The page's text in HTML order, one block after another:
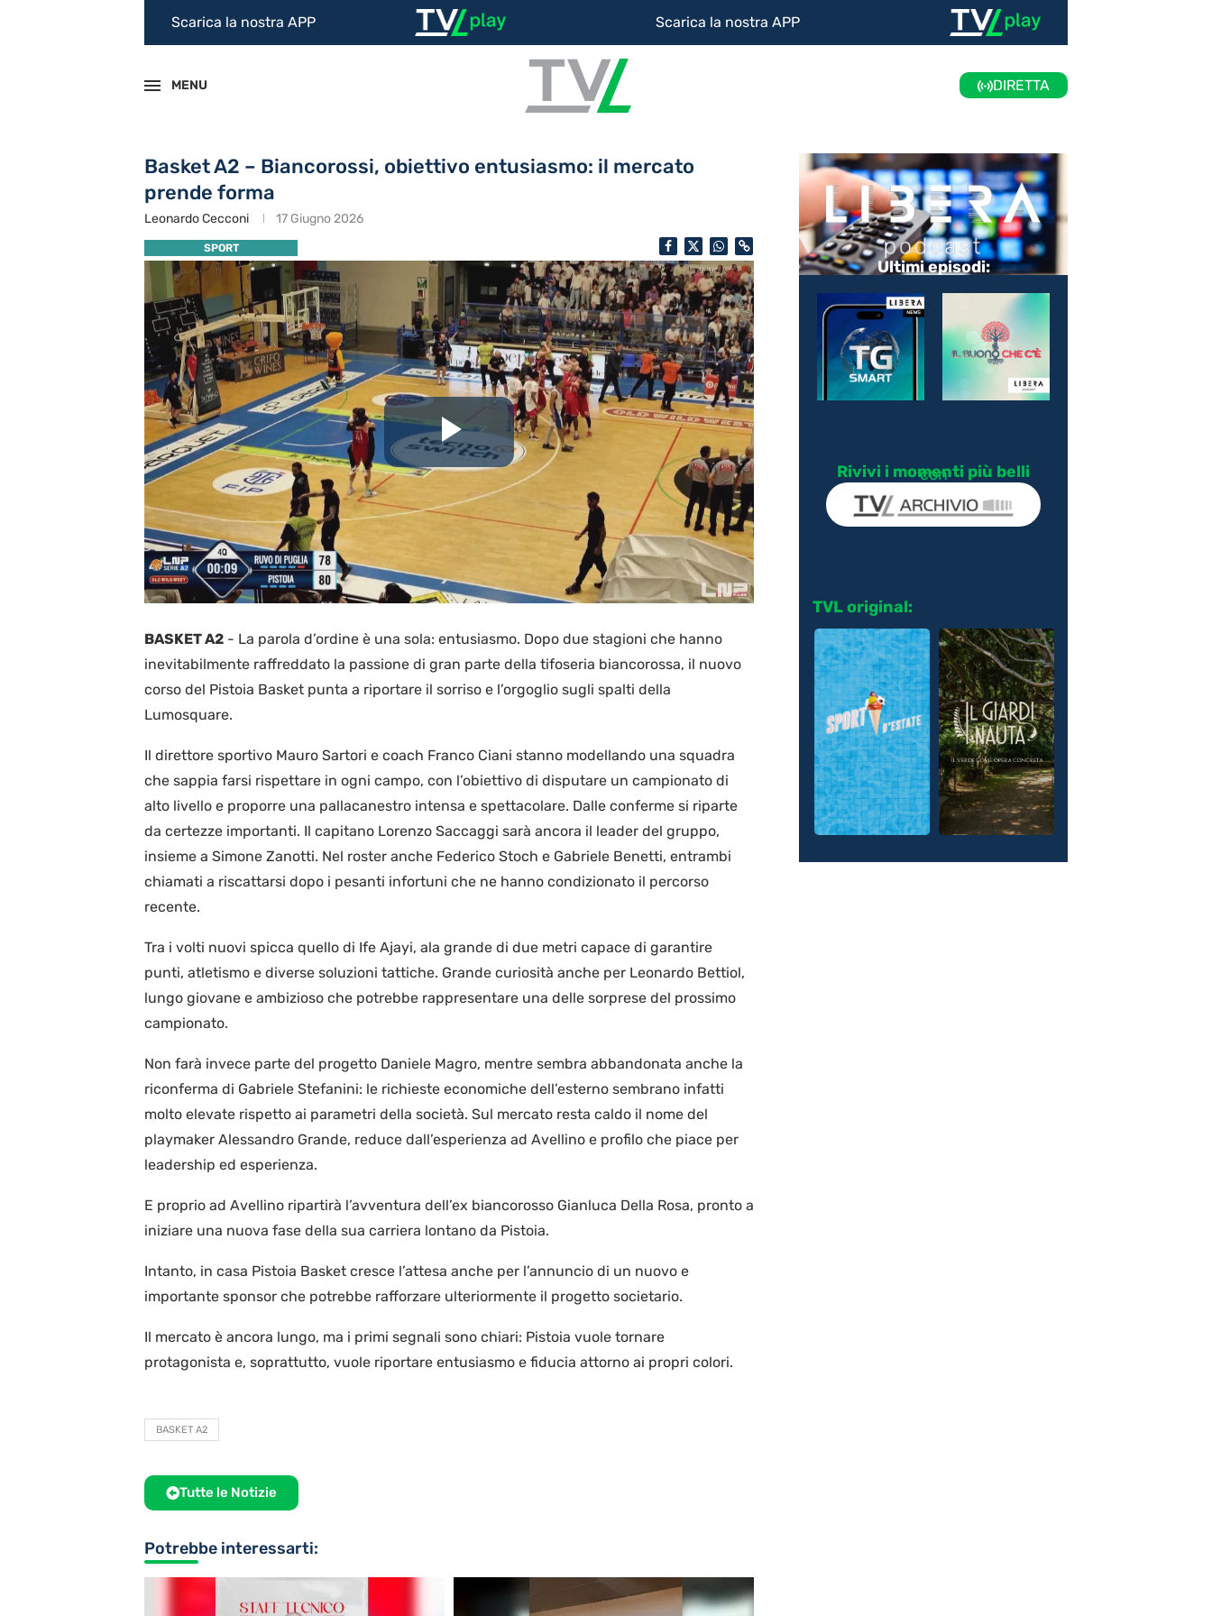
Scarica la nostra APP Scarica la nostra APP
MENU DIRETTA
Basket A2 – Biancorossi, obiettivo entusiasmo: il mercato
prende forma
Leonardo Cecconi 17 Giugno 2026
SPORT
Riproduci
il
video
BASKET A2 - La parola d’ordine è una sola: entusiasmo. Dopo due stagioni che hanno
inevitabilmente raffreddato la passione di gran parte della tifoseria biancorossa, il nuovo
corso del Pistoia Basket punta a riportare il sorriso e l’orgoglio sugli spalti della
Lumosquare.
Il direttore sportivo Mauro Sartori e coach Franco Ciani stanno modellando una squadra
che sappia farsi rispettare in ogni campo, con l’obiettivo di disputare un campionato di
alto livello e proporre una pallacanestro intensa e spettacolare. Dalle conferme si riparte
da certezze importanti. Il capitano Lorenzo Saccaggi sarà ancora il leader del gruppo,
insieme a Simone Zanotti. Nel roster anche Federico Stoch e Gabriele Benetti, entrambi
chiamati a riscattarsi dopo i pesanti infortuni che ne hanno condizionato il percorso
recente.
Tra i volti nuovi spicca quello di Ife Ajayi, ala grande di due metri capace di garantire
punti, atletismo e diverse soluzioni tattiche. Grande curiosità anche per Leonardo Bettiol,
lungo giovane e ambizioso che potrebbe rappresentare una delle sorprese del prossimo
campionato.
Non farà invece parte del progetto Daniele Magro, mentre sembra abbandonata anche la
riconferma di Gabriele Stefanini: le richieste economiche dell’esterno sembrano infatti
molto elevate rispetto ai parametri della società. Sul mercato resta caldo il nome del
playmaker Alessandro Grande, reduce dall’esperienza ad Avellino e profilo che piace per
leadership ed esperienza.
E proprio ad Avellino ripartirà l’avventura dell’ex biancorosso Gianluca Della Rosa, pronto a
iniziare una nuova fase della sua carriera lontano da Pistoia.
Intanto, in casa Pistoia Basket cresce l’attesa anche per l’annuncio di un nuovo e
importante sponsor che potrebbe rafforzare ulteriormente il progetto societario.
Il mercato è ancora lungo, ma i primi segnali sono chiari: Pistoia vuole tornare
protagonista e, soprattutto, vuole riportare entusiasmo e fiducia attorno ai propri colori.
BASKET A2
Tutte le Notizie
Potrebbe interessarti:
Ultimi episodi:
Rivivi i momenti più belli
con
TVL original: